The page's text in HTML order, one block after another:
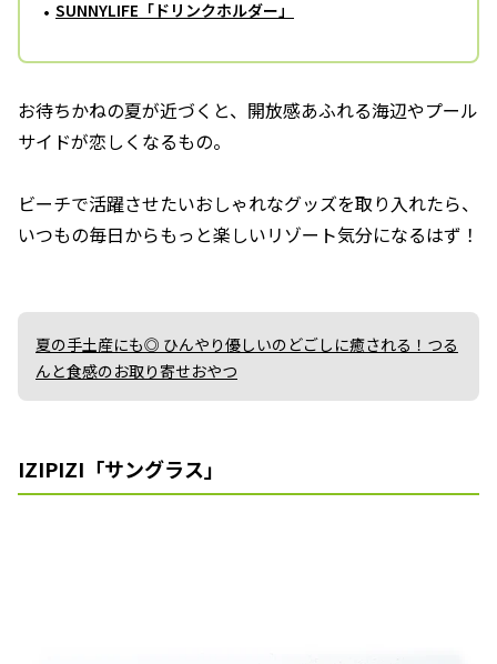
SUNNYLIFE「ドリンクホルダー」
お待ちかねの夏が近づくと、開放感あふれる海辺やプール
サイドが恋しくなるもの。
ビーチで活躍させたいおしゃれなグッズを取り入れたら、
いつもの毎日からもっと楽しいリゾート気分になるはず！
夏の手土産にも◎ ひんやり優しいのどごしに癒される！つる
んと食感のお取り寄せおやつ
IZIPIZI「サングラス」